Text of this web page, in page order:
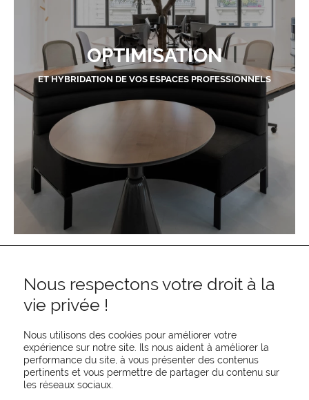
OPTIMISATION
ET HYBRIDATION DE VOS ESPACES PROFESSIONNELS
REJOIGNEZ-NOUS
Nous respectons votre droit à la
vie privée !
Nous utilisons des cookies pour améliorer votre
expérience sur notre site. Ils nous aident à améliorer la
performance du site, à vous présenter des contenus
pertinents et vous permettre de partager du contenu sur
les réseaux sociaux.